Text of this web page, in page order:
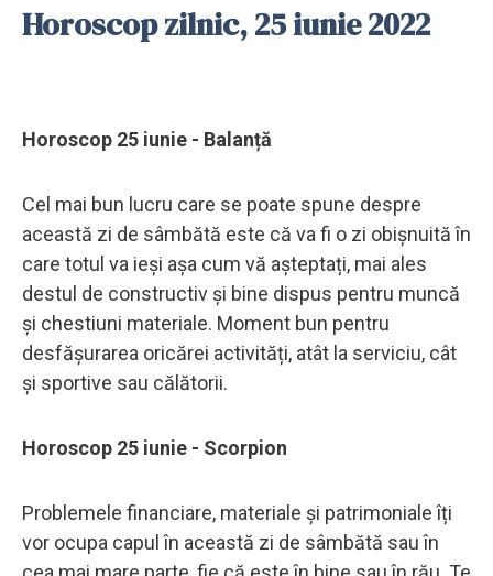
Horoscop zilnic, 25 iunie 2022
Horoscop 25 iunie - Balanță
Cel mai bun lucru care se poate spune despre
această zi de sâmbătă este că va fi o zi obișnuită în
care totul va ieși așa cum vă așteptați, mai ales
destul de constructiv și bine dispus pentru muncă
și chestiuni materiale. Moment bun pentru
desfășurarea oricărei activități, atât la serviciu, cât
și sportive sau călătorii.
Horoscop 25 iunie - Scorpion
Problemele financiare, materiale și patrimoniale îți
vor ocupa capul în această zi de sâmbătă sau în